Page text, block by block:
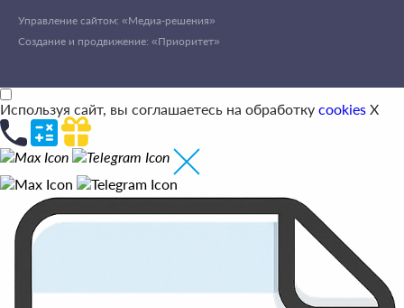
Управление сайтом: «Медиа-решения»
Создание и продвижение: «Приоритет»
Используя сайт, вы соглашаетесь на обработку cookies X